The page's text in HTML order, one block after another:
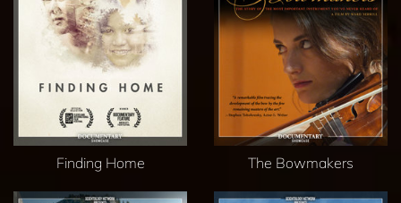
Finding Home The Bowmakers